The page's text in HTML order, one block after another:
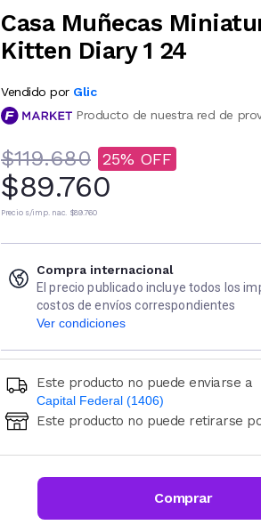
Casa Muñecas
Kitten Diary 1 24
Vendido por Glic
Producto de nuestra red de
$119.680 25
$89.760
Precio s/imp. nac. $89.760
Compra internacional
El precio publicado incluye todos los
costos de envíos correspondientes
Ver condiciones
Este producto no puede enviarse a
Capital Federal (1406)
Ingresá código postal (sólo números)
CALCULAR
Este producto no puede retirarse
Comprar